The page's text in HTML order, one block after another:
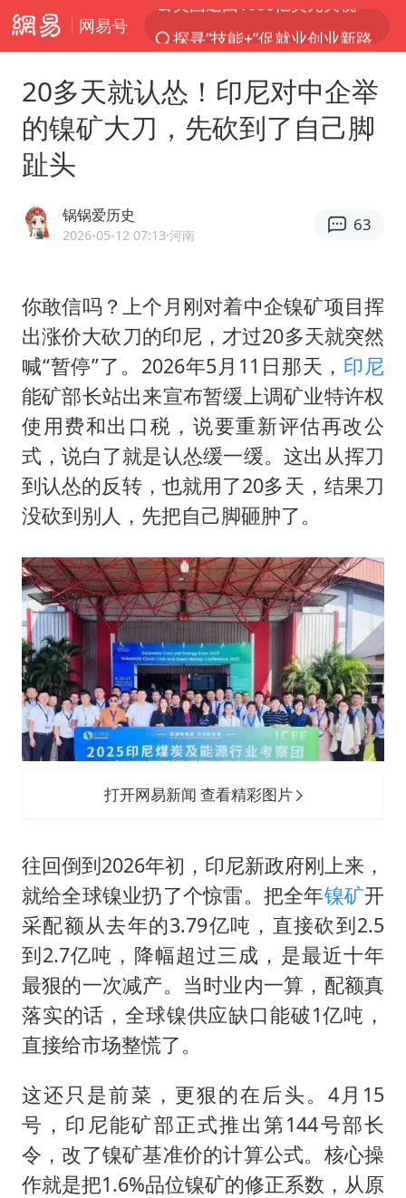
网易号
探寻“技能+”促就业创业新路
被泰航拒载中国乘客：免费改签没兑现
台风白海豚可能在浙江登陆
13岁少年白天写作业晚上夜市炒粉
FIFA官方支持因凡蒂诺
陕西柞水遭遇暴雨五千余户群众转移
谷歌首席科学家Jeff Dean离职创业
人贩子“梅姨”真实姓名曝光
如何把百年大党建设得更加坚强有力
一枚俄导弹都没击落 泽连斯基发声
41岁女子为鼓励女儿考上985研究生
总书记关心百姓身边这些民生大事
20多天就认怂！印尼对中企举
的镍矿大刀，先砍到了自己脚
趾头
锅锅爱历史
2026-05-12 07:13·河南
63
你敢信吗？上个月刚对着中企镍矿项目挥
出涨价大砍刀的印尼，才过20多天就突然
喊“暂停”了。2026年5月11日那天， 印尼
能矿部长站出来宣布暂缓上调矿业特许权
使用费和出口税，说要重新评估再改公
式，说白了就是认怂缓一缓。这出从挥刀
到认怂的反转，也就用了20多天，结果刀
没砍到别人，先把自己脚砸肿了。
打开网易新闻 查看精彩图片
往回倒到2026年初，印尼新政府刚上来，
就给全球镍业扔了个惊雷。把全年镍矿开
采配额从去年的3.79亿吨，直接砍到2.5
到2.7亿吨，降幅超过三成，是最近十年
最狠的一次减产。当时业内一算，配额真
落实的话，全球镍供应缺口能破1亿吨，
直接给市场整慌了。
这还只是前菜，更狠的在后头。4月15
号，印尼能矿部正式推出第144号部长
令，改了镍矿基准价的计算公式。核心操
作就是把1.6%品位镍矿的修正系数，从原